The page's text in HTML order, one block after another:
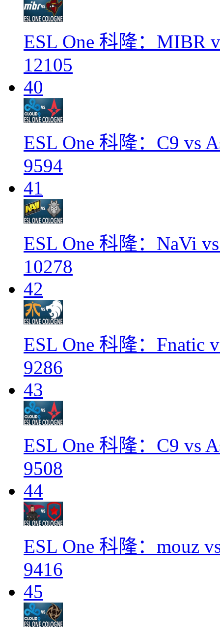
ESL One 科隆：MIBR
12105
40
ESL One 科隆：C9 vs
9594
41
ESL One 科隆：NaVi
10278
42
ESL One 科隆：Fnatic
9286
43
ESL One 科隆：C9 vs
9508
44
ESL One 科隆：mouz
9416
45